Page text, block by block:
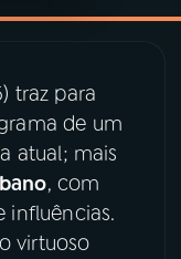
traz para
de um
atual; mais
, com
influências.
virtuoso